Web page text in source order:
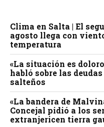
Clima en Salta | El
agosto llega con
temperatura
«La situación es
habló sobre las
salteños
«La bandera de
Concejal pidió a los
extranjericen tierra